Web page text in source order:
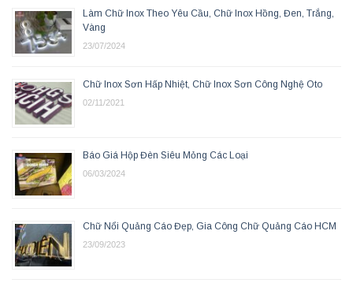
Làm Chữ Inox Theo Yêu Cầu, Chữ Inox Hồng, Đen, Trắng,
Vàng
23/07/2024
Chữ Inox Sơn Hấp Nhiệt, Chữ Inox Sơn Công Nghệ Oto
02/11/2021
Báo Giá Hộp Đèn Siêu Mỏng Các Loại
06/03/2024
Chữ Nổi Quảng Cáo Đẹp, Gia Công Chữ Quảng Cáo HCM
23/09/2023